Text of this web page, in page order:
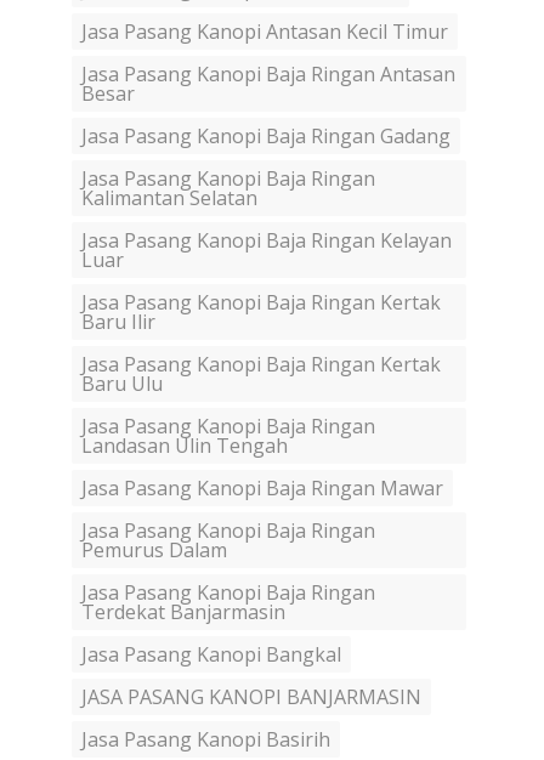
Jasa Pasang Kanopi Antasan Kecil Timur
Jasa Pasang Kanopi Baja Ringan Antasan
Besar
Jasa Pasang Kanopi Baja Ringan Gadang
Jasa Pasang Kanopi Baja Ringan
Kalimantan Selatan
Jasa Pasang Kanopi Baja Ringan Kelayan
Luar
Jasa Pasang Kanopi Baja Ringan Kertak
Baru Ilir
Jasa Pasang Kanopi Baja Ringan Kertak
Baru Ulu
Jasa Pasang Kanopi Baja Ringan
Landasan Ulin Tengah
Jasa Pasang Kanopi Baja Ringan Mawar
Jasa Pasang Kanopi Baja Ringan
Pemurus Dalam
Jasa Pasang Kanopi Baja Ringan
Terdekat Banjarmasin
Jasa Pasang Kanopi Bangkal
JASA PASANG KANOPI BANJARMASIN
Jasa Pasang Kanopi Basirih